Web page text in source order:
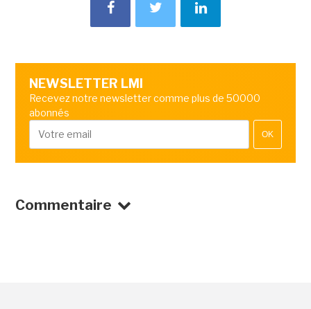
NEWSLETTER LMI
Recevez notre newsletter comme plus de 50000
abonnés
OK
Commentaire